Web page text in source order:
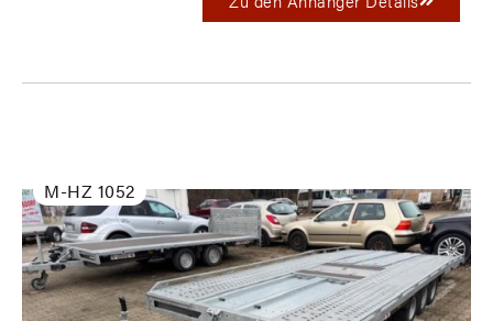
M-HZ 1052